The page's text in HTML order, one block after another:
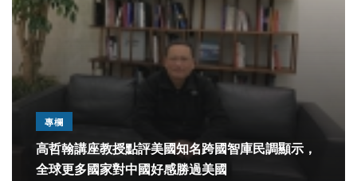
專欄
高哲翰講座教授點評美國知名跨國智庫民調顯示，
全球更多國家對中國好感勝過美國